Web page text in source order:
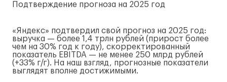
Подтверждение прогноза на 2025 год
«Яндекс» подтвердил свой прогноз на 2025 год:
выручка — более 1,4 трлн рублей (прирост более
чем на 30% год к году), скорректированный
показатель EBITDA — не менее 250 млрд рублей
(+33% г/г). На наш взгляд, прогнозные показатели
выглядят вполне достижимыми.